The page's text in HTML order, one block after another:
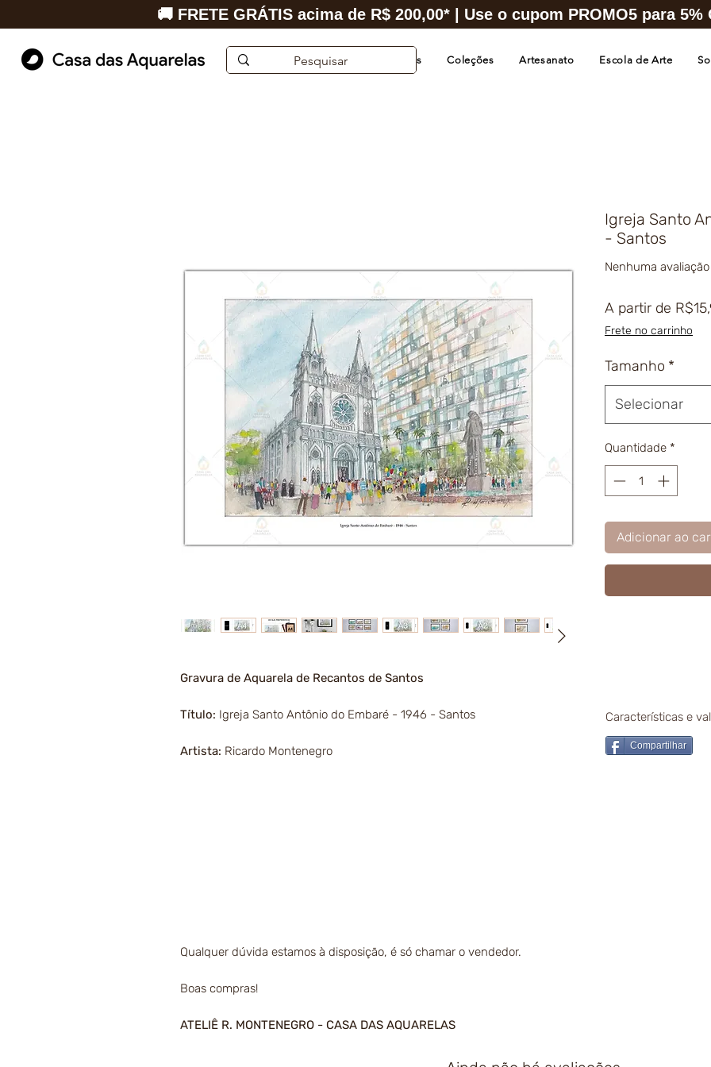
Aquarelas de Cidades Coleções Artesanato Escola de Arte
🚚 FRETE GRÁTIS acima de R$ 200,00* | Use o cupom PROMO5 para
Gravura de Aquarela de Recantos de Santos
Título: Igreja Santo Antônio do Embaré - 1946 - Santos
Artista: Ricardo Montenegro
Qualquer dúvida estamos à disposição, é só chamar o vendedor.
Boas compras!
ATELIÊ R. MONTENEGRO - CASA DAS AQUARELAS
Igreja Santo
- Santos
Nenhuma avaliação
A partir de
Frete no carrinho
Tamanho *
Selecionar
Quantidade *
Adicionar ao
Características e
Compartilhar